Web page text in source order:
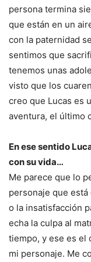
persona termina
que están en un
con la paternidad
sentimos que
tenemos unas
visto que los
creo que Lucas es
aventura, el último
En ese sentido
con su vida…
Me parece que lo
personaje que
o la insatisfacción
echa la culpa al
tiempo, y ese es el
mi personaje. Me